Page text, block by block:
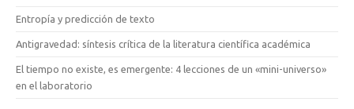
Entropía y predicción de texto
Antigravedad: síntesis crítica de la literatura científica académica
El tiempo no existe, es emergente: 4 lecciones de un «mini-universo»
en el laboratorio